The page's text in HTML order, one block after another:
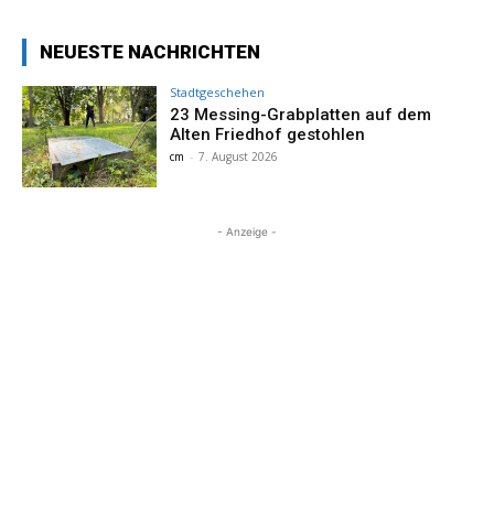
NEUESTE NACHRICHTEN
Stadtgeschehen
23 Messing-Grabplatten auf dem
Alten Friedhof gestohlen
cm - 7. August 2026
- Anzeige -